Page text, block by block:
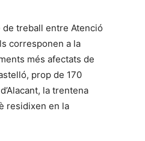
de treball entre Atenció
corresponen a la
més afectats de
prop de 170
la trentena
residixen en la